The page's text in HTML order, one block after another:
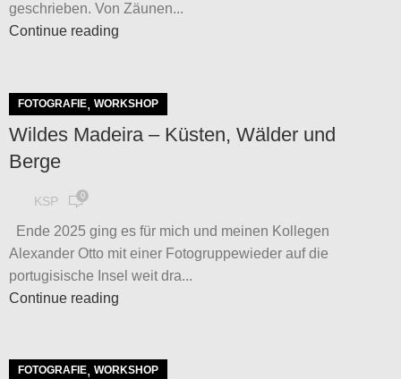
geschrieben. Von Zäunen...
Continue reading
FOTOGRAFIE, WORKSHOP
Wildes Madeira – Küsten, Wälder und
Berge
KSP 0
Ende 2025 ging es für mich und meinen Kollegen
Alexander Otto mit einer Fotogruppewieder auf die
portugisische Insel weit dra...
Continue reading
FOTOGRAFIE, WORKSHOP